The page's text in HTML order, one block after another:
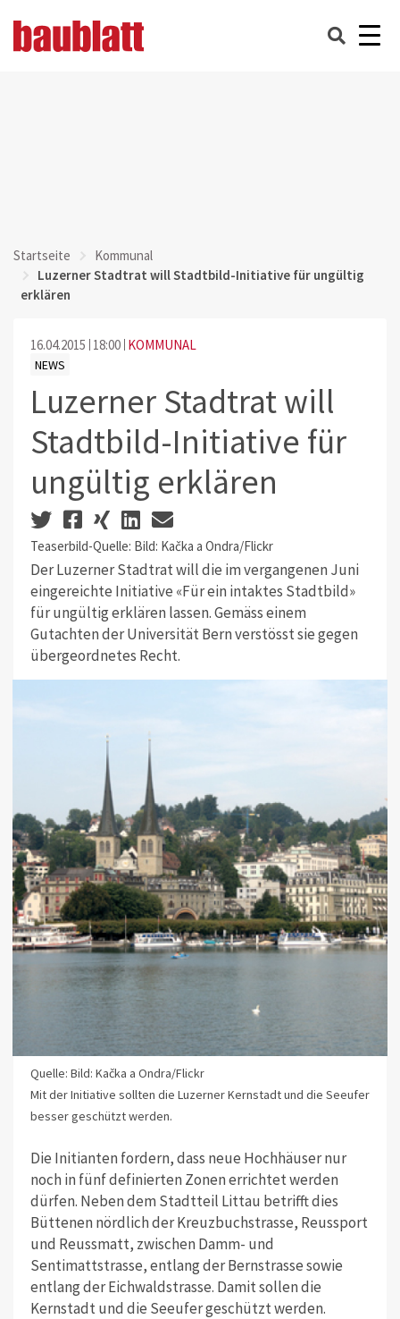
Startseite
Kommunal
Luzerner Stadtrat will Stadtbild-Initiative für ungültig
erklären
16.04.2015 18:00 KOMMUNAL
NEWS
Luzerner Stadtrat will
Stadtbild-Initiative für
ungültig erklären
Teaserbild-Quelle: Bild: Kačka a Ondra/Flickr
Der Luzerner Stadtrat will die im vergangenen Juni
eingereichte Initiative «Für ein intaktes Stadtbild»
für ungültig erklären lassen. Gemäss einem
Gutachten der Universität Bern verstösst sie gegen
übergeordnetes Recht.
Quelle: Bild: Kačka a Ondra/Flickr
Mit der Initiative sollten die Luzerner Kernstadt und die Seeufer
besser geschützt werden.
Die Initianten fordern, dass neue Hochhäuser nur
noch in fünf definierten Zonen errichtet werden
dürfen. Neben dem Stadtteil Littau betrifft dies
Büttenen nördlich der Kreuzbuchstrasse, Reussport
und Reussmatt, zwischen Damm- und
Sentimattstrasse, entlang der Bernstrasse sowie
entlang der Eichwaldstrasse. Damit sollen die
Kernstadt und die Seeufer geschützt werden.